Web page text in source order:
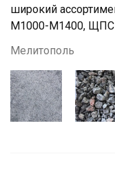
широкий
М1000-М1400, ЩПС
Мелитополь